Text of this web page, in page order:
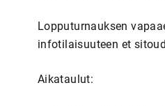
Lopputurnauksen
infotilaisuuteen et
Aikataulut: